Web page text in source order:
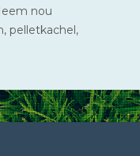
nou
pelletkachel,